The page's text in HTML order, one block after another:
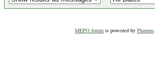
MEPO forum is powered by Phorum.